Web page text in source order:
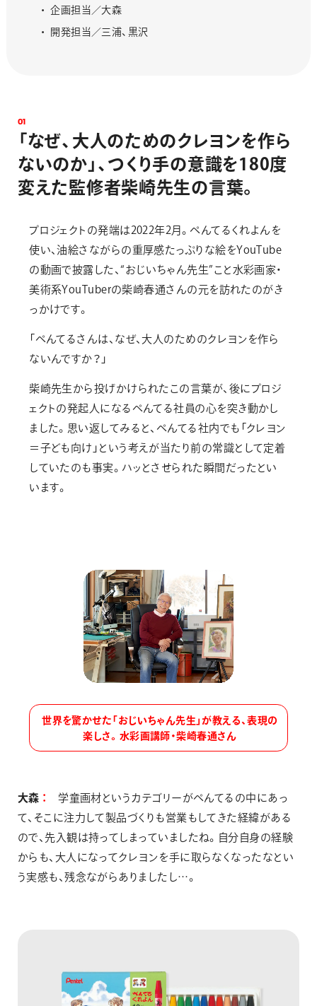
企画担当／大森
開発担当／三浦、黒沢
01
「 なぜ、 大 人のためのク レヨ ンを作ら
ないのか 」 、 つ く り手の意識を1 80度
変 え た監修者柴崎先生の言葉。
プロジェクトの発端は2022年2月。ぺんてるくれよんを
使い、油絵さながらの重厚感たっぷりな絵をYouTube
の動画で披露した、“おじいちゃん先生”こと水彩画家・
美術系YouTuberの柴崎春通さんの元を訪れたのがき
っかけです。
「ぺんてるさんは、なぜ、大人のためのクレヨンを作ら
ないんですか？」
柴崎先生から投げかけられたこの言葉が、後にプロジ
ェクトの発起人になるぺんてる社員の心を突き動かし
ました。思い返してみると、ぺんてる社内でも「クレヨン
＝子ども向け」という考えが当たり前の常識として定着
していたのも事実。ハッとさせられた瞬間だったとい
います。
世界を驚かせた「おじいちゃん先生」が教える、表現の
楽しさ。水彩画講師・柴崎春通さん
大森
学童画材というカテゴリーがぺんてるの中にあっ
て、そこに注力して製品づくりも営業もしてきた経緯がある
ので、先入観は持ってしまっていましたね。自分自身の経験
からも、大人になってクレヨンを手に取らなくなったなとい
う実感も、残念ながらありましたし…。